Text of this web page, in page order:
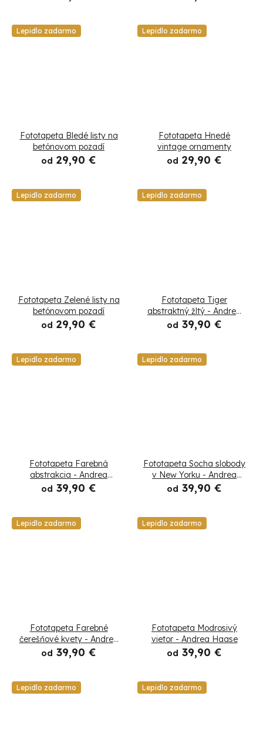
Lepidlo zadarmo
Fototapeta Bledé listy na
betónovom pozadí
od 29,90 €
Lepidlo zadarmo
Fototapeta Hnedé
vintage ornamenty
od 29,90 €
Lepidlo zadarmo
Fototapeta Zelené listy na
betónovom pozadí
od 29,90 €
Lepidlo zadarmo
Fototapeta Tiger
abstraktný žltý - Andrea
Haase
od 39,90 €
Lepidlo zadarmo
Fototapeta Farebná
abstrakcia - Andrea
Haase
od 39,90 €
Lepidlo zadarmo
Fototapeta Socha slobody
v New Yorku - Andrea
Haase
od 39,90 €
Lepidlo zadarmo
Fototapeta Farebné
čerešňové kvety - Andrea
Haase
od 39,90 €
Lepidlo zadarmo
Fototapeta Modrosivý
vietor - Andrea Haase
od 39,90 €
Lepidlo zadarmo Lepidlo zadarmo